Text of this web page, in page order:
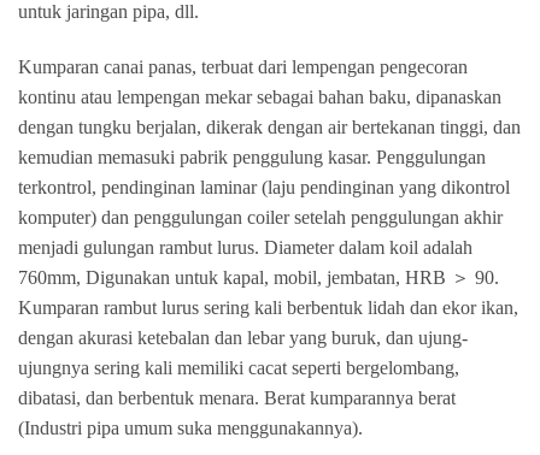
untuk jaringan pipa, dll.
Kumparan canai panas, terbuat dari lempengan pengecoran
kontinu atau lempengan mekar sebagai bahan baku, dipanaskan
dengan tungku berjalan, dikerak dengan air bertekanan tinggi, dan
kemudian memasuki pabrik penggulung kasar. Penggulungan
terkontrol, pendinginan laminar (laju pendinginan yang dikontrol
komputer) dan penggulungan coiler setelah penggulungan akhir
menjadi gulungan rambut lurus. Diameter dalam koil adalah
760mm, Digunakan untuk kapal, mobil, jembatan, HRB ＞ 90.
Kumparan rambut lurus sering kali berbentuk lidah dan ekor ikan,
dengan akurasi ketebalan dan lebar yang buruk, dan ujung-
ujungnya sering kali memiliki cacat seperti bergelombang,
dibatasi, dan berbentuk menara. Berat kumparannya berat
(Industri pipa umum suka menggunakannya).